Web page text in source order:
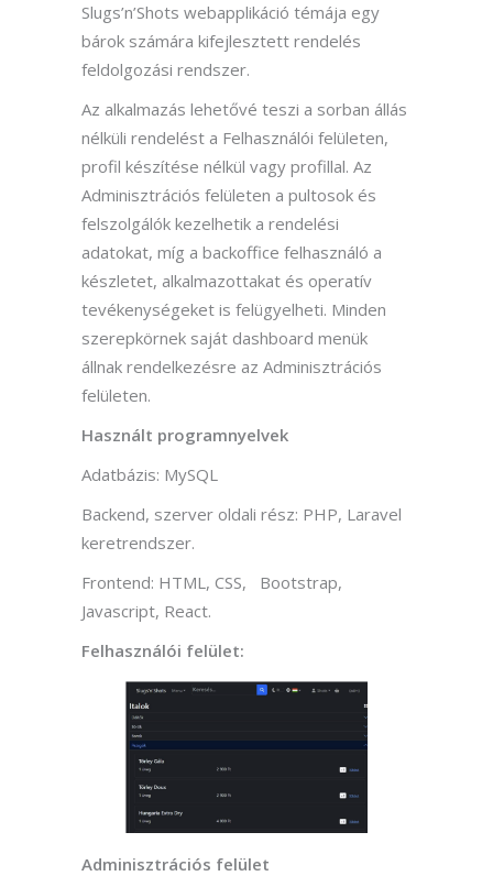
Slugs’n’Shots webapplikáció témája egy
bárok számára kifejlesztett rendelés
feldolgozási rendszer.
Az alkalmazás lehetővé teszi a sorban állás
nélküli rendelést a Felhasználói felületen,
profil készítése nélkül vagy profillal. Az
Adminisztrációs felületen a pultosok és
felszolgálók kezelhetik a rendelési
adatokat, míg a backoffice felhasználó a
készletet, alkalmazottakat és operatív
tevékenységeket is felügyelheti. Minden
szerepkörnek saját dashboard menük
állnak rendelkezésre az Adminisztrációs
felületen.
Használt programnyelvek
Adatbázis: MySQL
Backend, szerver oldali rész: PHP, Laravel
keretrendszer.
Frontend: HTML, CSS, Bootstrap,
Javascript, React.
Felhasználói felület:
Adminisztrációs felület